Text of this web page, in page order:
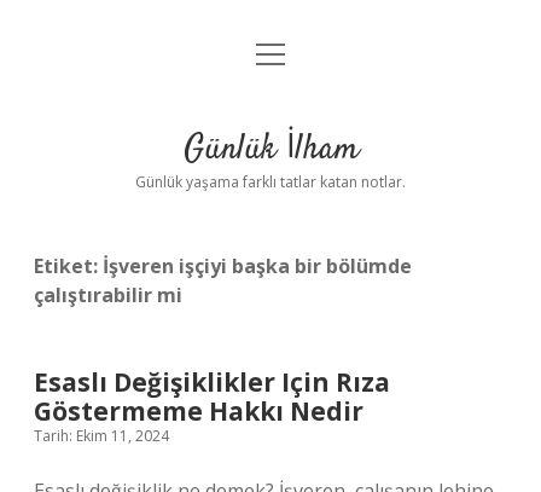
Anasayfa
Yasal Uyarı
menüyü
Günlük İlham
Günlük yaşama farklı tatlar katan notlar.
Etiket: İşveren işçiyi başka bir bölümde
çalıştırabilir mi
Esaslı Değişiklikler Için Rıza
Göstermeme Hakkı Nedir
Tarih: Ekim 11, 2024